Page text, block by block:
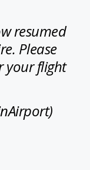
resumed
Please
your flight